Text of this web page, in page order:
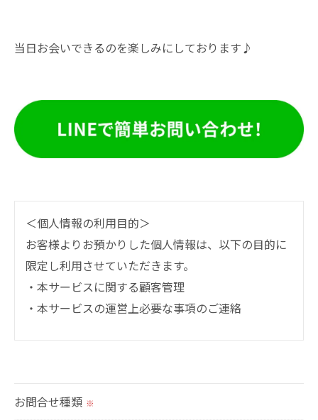
当日お会いできるのを楽しみにしております♪
＜個人情報の利用目的＞
お客様よりお預かりした個人情報は、以下の目的に
限定し利用させていただきます。
・本サービスに関する顧客管理
・本サービスの運営上必要な事項のご連絡
られた場合を除き、
お問合せ種類 ※